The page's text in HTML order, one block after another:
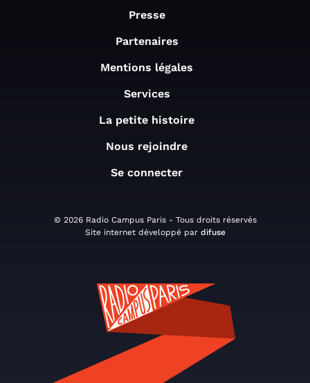
Presse
Partenaires
Mentions légales
Services
La petite histoire
Nous rejoindre
Se connecter
© 2026 Radio Campus Paris - Tous droits réservés
Site internet développé par difuse